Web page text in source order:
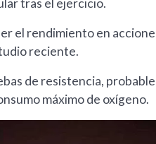
tras el ejercicio.
el rendimiento en
reciente.
de resistencia,
máximo de oxígeno.